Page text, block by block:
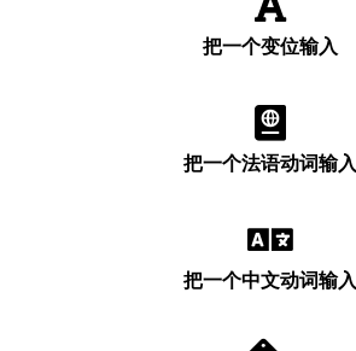
把一个变位输入
把一个法语动词输入
把一个中文动词输入